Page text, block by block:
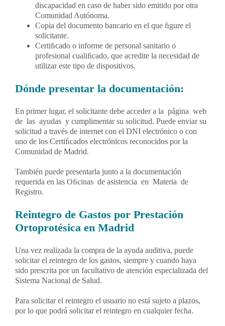
discapacidad en caso de haber sido emitido por otra
Comunidad Autónoma.
Copia del documento bancario en el que ﬁgure el
solicitante.
Certiﬁcado o informe de personal sanitario o
profesional cualiﬁcado, que acredite la necesidad de
utilizar este tipo de dispositivos.
Dónde presentar la documentación:
En primer lugar, el solicitante debe acceder a la página web
de las ayudas y cumplimentar su solicitud. Puede enviar su
solicitud a través de internet con el DNI electrónico o con
uno de los Certiﬁcados electrónicos reconocidos por la
Comunidad de Madrid.
También puede presentarla junto a la documentación
requerida en las Oﬁcinas de asistencia en Materia de
Registro.
Reintegro de Gastos por Prestación
Ortoprotésica en Madrid
Una vez realizada la compra de la ayuda auditiva, puede
solicitar el reintegro de los gastos, siempre y cuando haya
sido prescrita por un facultativo de atención especializada del
Sistema Nacional de Salud.
Para solicitar el reintegro el usuario no está sujeto a plazos,
por lo que podrá solicitar el reintegro en cualquier fecha.